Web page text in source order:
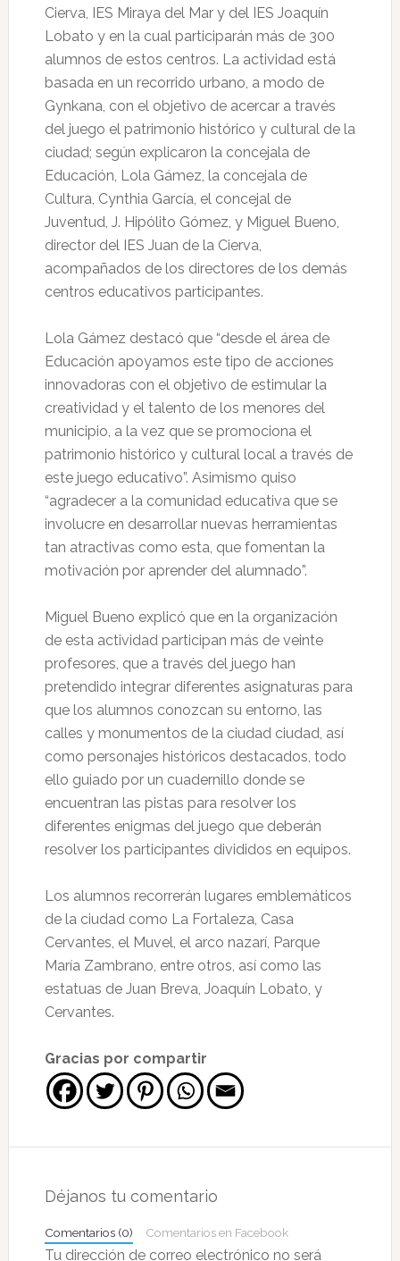
Cierva, IES Miraya del Mar y del IES Joaquín
Lobato y en la cual participarán más de 300
alumnos de estos centros. La actividad está
basada en un recorrido urbano, a modo de
Gynkana, con el objetivo de acercar a través
del juego el patrimonio histórico y cultural de la
ciudad; según explicaron la concejala de
Educación, Lola Gámez, la concejala de
Cultura, Cynthia García, el concejal de
Juventud, J. Hipólito Gómez, y Miguel Bueno,
director del IES Juan de la Cierva,
acompañados de los directores de los demás
centros educativos participantes.
Lola Gámez destacó que “desde el área de
Educación apoyamos este tipo de acciones
innovadoras con el objetivo de estimular la
creatividad y el talento de los menores del
municipio, a la vez que se promociona el
patrimonio histórico y cultural local a través de
este juego educativo”. Asimismo quiso
“agradecer a la comunidad educativa que se
involucre en desarrollar nuevas herramientas
tan atractivas como esta, que fomentan la
motivación por aprender del alumnado”.
Miguel Bueno explicó que en la organización
de esta actividad participan más de veinte
profesores, que a través del juego han
pretendido integrar diferentes asignaturas para
que los alumnos conozcan su entorno, las
calles y monumentos de la ciudad ciudad, así
como personajes históricos destacados, todo
ello guiado por un cuadernillo donde se
encuentran las pistas para resolver los
diferentes enigmas del juego que deberán
resolver los participantes divididos en equipos.
Los alumnos recorrerán lugares emblemáticos
de la ciudad como La Fortaleza, Casa
Cervantes, el Muvel, el arco nazarí, Parque
María Zambrano, entre otros, así como las
estatuas de Juan Breva, Joaquín Lobato, y
Cervantes.
Gracias por compartir
conDéjanos tu comentario
Comentarios (0) Comentarios en Facebook
Tu dirección de correo electrónico no será